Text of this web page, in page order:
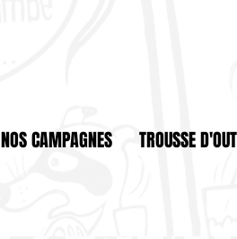
NOS CAMPAGNES TROUSSE